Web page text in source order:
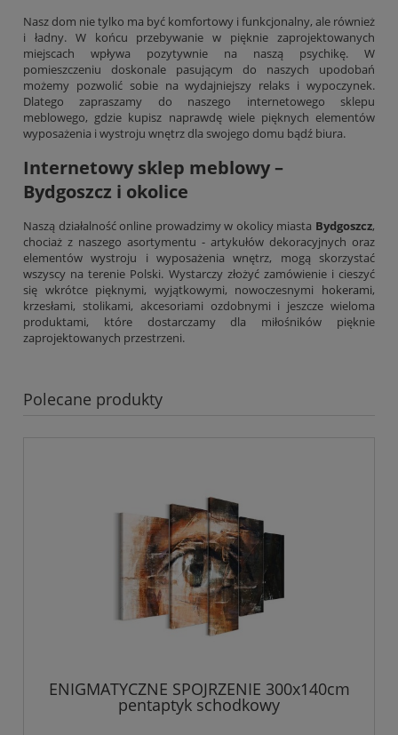
Nasz dom nie tylko ma być komfortowy i funkcjonalny, ale również
i ładny. W końcu przebywanie w pięknie zaprojektowanych
miejscach wpływa pozytywnie na naszą psychikę. W
pomieszczeniu doskonale pasującym do naszych upodobań
możemy pozwolić sobie na wydajniejszy relaks i wypoczynek.
Dlatego zapraszamy do naszego internetowego sklepu
meblowego, gdzie kupisz naprawdę wiele pięknych elementów
wyposażenia i wystroju wnętrz dla swojego domu bądź biura.
Internetowy sklep meblowy –
Bydgoszcz i okolice
Naszą działalność online prowadzimy w okolicy miasta Bydgoszcz,
chociaż z naszego asortymentu - artykułów dekoracyjnych oraz
elementów wystroju i wyposażenia wnętrz, mogą skorzystać
wszyscy na terenie Polski. Wystarczy złożyć zamówienie i cieszyć
się wkrótce pięknymi, wyjątkowymi, nowoczesnymi hokerami,
krzesłami, stolikami, akcesoriami ozdobnymi i jeszcze wieloma
produktami, które dostarczamy dla miłośników pięknie
zaprojektowanych przestrzeni.
Polecane produkty
ENIGMATYCZNE SPOJRZENIE 300x140cm
pentaptyk schodkowy